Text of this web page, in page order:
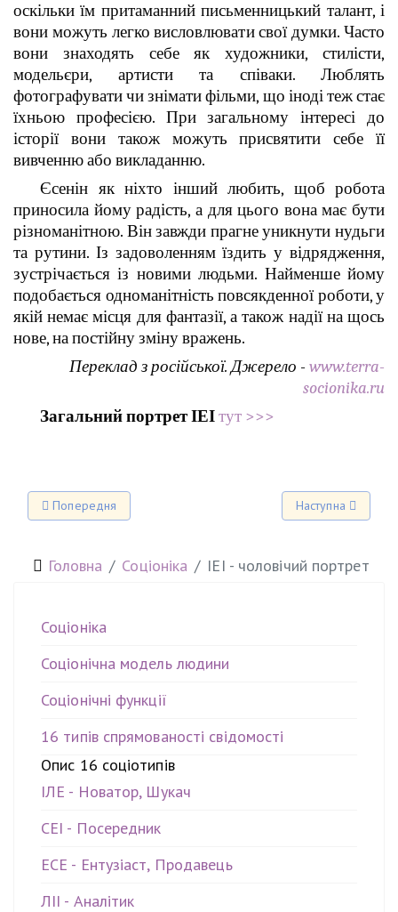
оскільки їм притаманний письменницький талант, і
вони можуть легко висловлювати свої думки. Часто
вони знаходять себе як художники, стилісти,
модельєри, артисти та співаки. Люблять
фотографувати чи знімати фільми, що іноді теж стає
їхньою професією. При загальному інтересі до
історії вони також можуть присвятити себе її
вивченню або викладанню.
Єсенін як ніхто інший любить, щоб робота
приносила йому радість, а для цього вона має бути
різноманітною. Він завжди прагне уникнути нудьги
та рутини. Із задоволенням їздить у відрядження,
зустрічається із новими людьми. Найменше йому
подобається одноманітність повсякденної роботи, у
якій немає місця для фантазії, а також надії на щось
нове, на постійну зміну вражень.
Переклад з російської. Джерело -www.terra-
socionika.ru
Загальний портрет ІЕІтут >>>
Попередня стаття: ІЛЕ - жіночий портрет
Попередня Наступна стаття:
Наступна
Головна Соціоніка ІЕІ - чоловічий портрет
Соціоніка
Соціонічна модель людини
Соціонічні функції
16 типів спрямованості свідомості
Опис 16 соціотипів
ІЛЕ - Новатор, Шукач
СЕІ - Посередник
ЕСЕ - Ентузіаст, Продавець
ЛІІ - Аналітик